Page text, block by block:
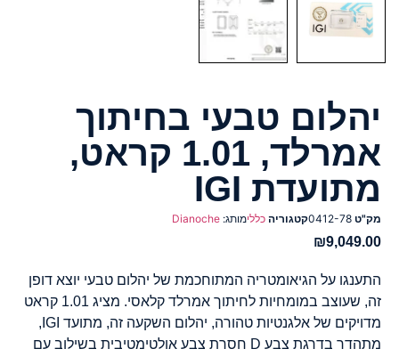
יהלום טבעי בחיתוך
אמרלד, 1.01 קראט,
מתועדת IGI
מק"ט 0412-78קטגוריה כללימותג: Dianoche
₪9,049.00
התענגו על הגיאומטריה המתוחכמת של יהלום טבעי יוצא דופן
זה, שעוצב במומחיות לחיתוך אמרלד קלאסי. מציג 1.01 קראט
מדויקים של אלגנטיות טהורה, יהלום השקעה זה, מתועד IGI,
מתהדר בדרגת צבע D חסרת צבע אולטימטיבית בשילוב עם